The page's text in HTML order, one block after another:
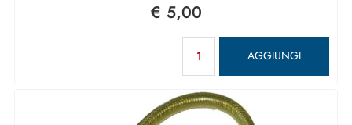
€ 5,00
AGGIUNGI